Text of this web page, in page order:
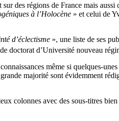
des régions de France mais
à l’Holocène » et celui de
d’éclectisme », une liste de ses
doctorat d’Université nouveau
même si quelques-
majorité sont évidemment
colonnes avec des sous-titres